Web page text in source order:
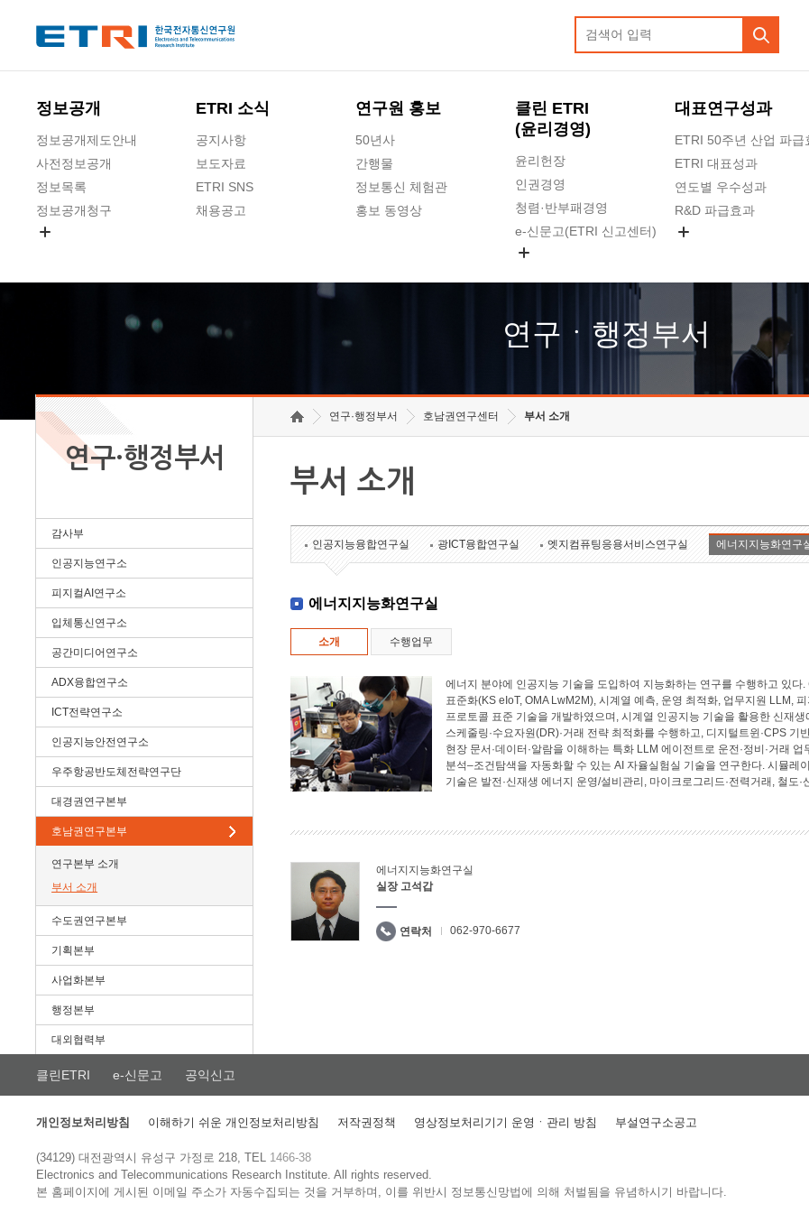
정보공개
정보공개제도안내
사전정보공개
정보목록
정보공개청구
ETRI 소식
공지사항
보도자료
ETRI SNS
채용공고
연구원 홍보
50년사
간행물
정보통신 체험관
홍보 동영상
클린 ETRI
(윤리경영)
윤리헌장
인권경영
청렴·반부패경영
e-신문고(ETRI 신고센터)
고객의소리
수의계약 현황
대표연구성과
ETRI 50주년 산업 파급
ETRI 대표성과
연도별 우수성과
R&D 파급효과
연구ㆍ행정부서
연구·행정부서
감사부
인공지능연구소
피지컬AI연구소
입체통신연구소
공간미디어연구소
ADX융합연구소
ICT전략연구소
인공지능안전연구소
우주항공반도체전략연구단
대경권연구본부
호남권연구본부
연구본부 소개
부서 소개
수도권연구본부
기획본부
사업화본부
행정본부
대외협력부
연구·행정부서 호남권연구센터 부서 소개
부서 소개
인공지능융합연구실 광ICT융합연구실 엣지컴퓨팅응용서비스연구실 에너지지능화연구
에너지지능화연구실
소개 수행업무
에너지 분야에 인공지능 기술을 도입하여 지능화하는 연구를 수행하고 있
표준화(KS eIoT, OMA LwM2M), 시계열 예측, 운영 최적화, 업무지원 LLM,
프로토콜 표준 기술을 개발하였으며, 시계열 인공지능 기술을 활용한 신재
스케줄링·수요자원(DR)·거래 전략 최적화를 수행하고, 디지털트윈·CPS
현장 문서·데이터·알람을 이해하는 특화 LLM 에이전트로 운전·정비·거래
분석–조건탐색을 자동화할 수 있는 AI 자율실험실 기술을 연구한다. 시뮬
기술은 발전·신재생 에너지 운영/설비관리, 마이크로그리드·전력거래, 철도
에너지지능화연구실
실장 고석갑
연락처 062-970-6677
클린ETRI e-신문고 공익신고
개인정보처리방침 이해하기 쉬운 개인정보처리방침 저작권정책 영상정보처리기기 운영ㆍ관리 방침 부설연구소공고
(34129) 대전광역시 유성구 가정로 218, TEL 1466-38
Electronics and Telecommunications Research Institute.All rights reserved.
본 홈페이지에 게시된 이메일 주소가 자동수집되는 것을 거부하며, 이를 위반시 정보통신망법에 의해 처벌됨을 유념하시기 바랍니다.